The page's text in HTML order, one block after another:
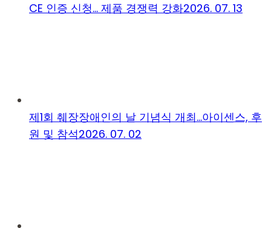
CE 인증 신청… 제품 경쟁력 강화2026. 07. 13
제1회 췌장장애인의 날 기념식 개최…아이센스, 후
원 및 참석2026. 07. 02